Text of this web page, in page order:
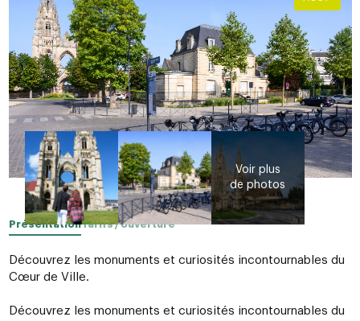
PrésentationTarifs / ouverture
Découvrez les monuments et curiosités incontournables du
Cœur de Ville.
Découvrez les monuments et curiosités incontournables du